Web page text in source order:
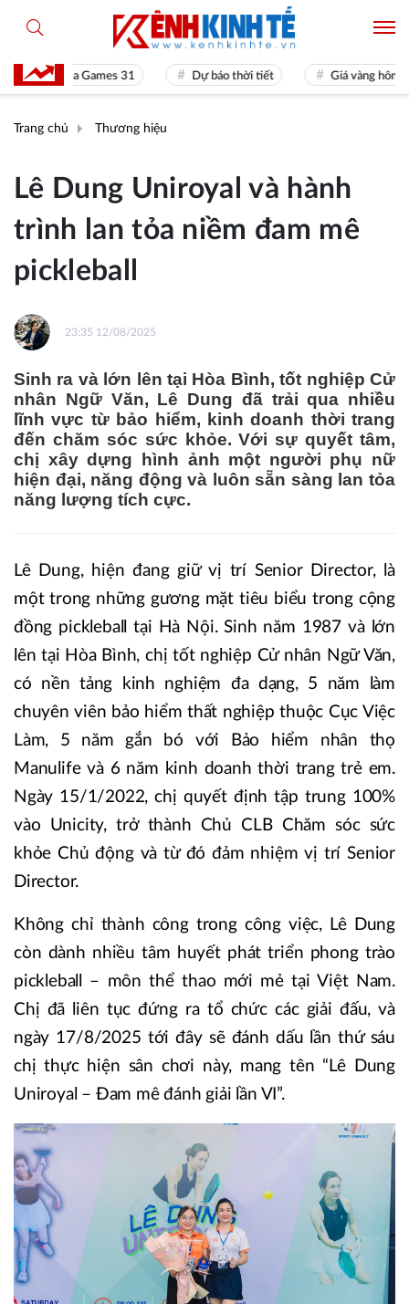
Sea Games 31 Dự báo thời tiết Giá vàng hôm nay
Trang chủ Thương hiệu
Lê Dung Uniroyal và hành
trình lan tỏa niềm đam mê
pickleball
23:35 12/08/2025
Sinh ra và lớn lên tại Hòa Bình, tốt nghiệp Cử
nhân Ngữ Văn, Lê Dung đã trải qua nhiều
lĩnh vực từ bảo hiểm, kinh doanh thời trang
đến chăm sóc sức khỏe. Với sự quyết tâm,
chị xây dựng hình ảnh một người phụ nữ
hiện đại, năng động và luôn sẵn sàng lan tỏa
năng lượng tích cực.
Lê Dung, hiện đang giữ vị trí Senior Director, là
một trong những gương mặt tiêu biểu trong cộng
đồng pickleball tại Hà Nội. Sinh năm 1987 và lớn
lên tại Hòa Bình, chị tốt nghiệp Cử nhân Ngữ Văn,
có nền tảng kinh nghiệm đa dạng, 5 năm làm
chuyên viên bảo hiểm thất nghiệp thuộc Cục Việc
Làm, 5 năm gắn bó với Bảo hiểm nhân thọ
Manulife và 6 năm kinh doanh thời trang trẻ em.
Ngày 15/1/2022, chị quyết định tập trung 100%
vào Unicity, trở thành Chủ CLB Chăm sóc sức
khỏe Chủ động và từ đó đảm nhiệm vị trí Senior
Director.
Không chỉ thành công trong công việc, Lê Dung
còn dành nhiều tâm huyết phát triển phong trào
pickleball – môn thể thao mới mẻ tại Việt Nam.
Chị đã liên tục đứng ra tổ chức các giải đấu, và
ngày 17/8/2025 tới đây sẽ đánh dấu lần thứ sáu
chị thực hiện sân chơi này, mang tên “Lê Dung
Uniroyal – Đam mê đánh giải lần VI”.